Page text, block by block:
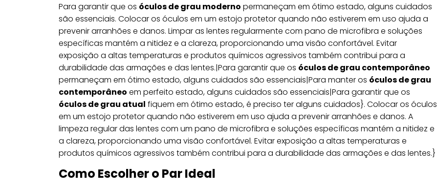
Para garantir que os óculos de grau moderno permaneçam em ótimo estado, alguns cuidados
são essenciais. Colocar os óculos em um estojo protetor quando não estiverem em uso ajuda a
prevenir arranhões e danos. Limpar as lentes regularmente com pano de microfibra e soluções
específicas mantém a nitidez e a clareza, proporcionando uma visão confortável. Evitar
exposição a altas temperaturas e produtos químicos agressivos também contribui para a
durabilidade das armações e das lentes.|Para garantir que os óculos de grau contemporâneo
permaneçam em ótimo estado, alguns cuidados são essenciais|Para manter os óculos de grau
contemporâneo em perfeito estado, alguns cuidados são essenciais|Para garantir que os
óculos de grau atual fiquem em ótimo estado, é preciso ter alguns cuidados}. Colocar os óculos
em um estojo protetor quando não estiverem em uso ajuda a prevenir arranhões e danos. A
limpeza regular das lentes com um pano de microfibra e soluções específicas mantém a nitidez e
a clareza, proporcionando uma visão confortável. Evitar exposição a altas temperaturas e
produtos químicos agressivos também contribui para a durabilidade das armações e das lentes.}
Como Escolher o Par Ideal